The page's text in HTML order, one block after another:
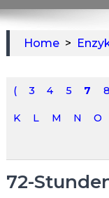
Home >
( 3 4 5 7 8
K L M N O
72-